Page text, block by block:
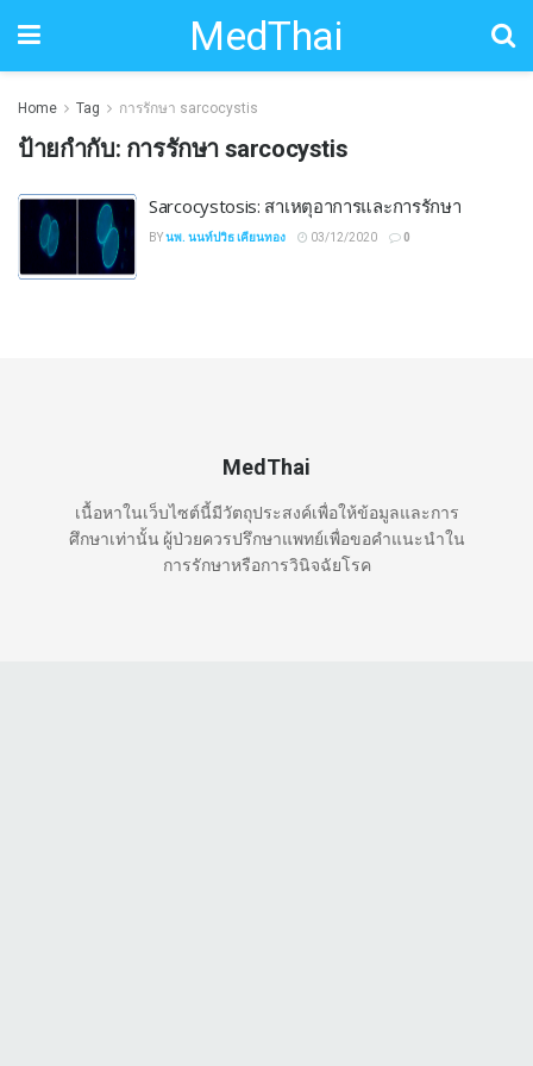
MedThai
Home Tag การรักษา sarcocystis
ป้ายกำกับ: การรักษา sarcocystis
Sarcocystosis: สาเหตุอาการและการรักษา
BYนพ. นนท์ปวิธ เคียนทอง 03/12/2020 0
MedThai
เนื้อหาในเว็บไซต์นี้มีวัตถุประสงค์เพื่อให้ข้อมูลและการ
ศึกษาเท่านั้น ผู้ป่วยควรปรึกษาแพทย์เพื่อขอคำแนะนำใน
การรักษาหรือการวินิจฉัยโรค